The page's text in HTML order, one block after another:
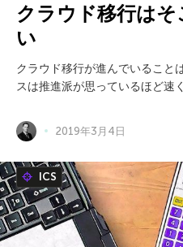
クラウド移行は
い
クラウド移行が進んでいること
スは推進派が思っているほど速
2019年3月4日
ICS